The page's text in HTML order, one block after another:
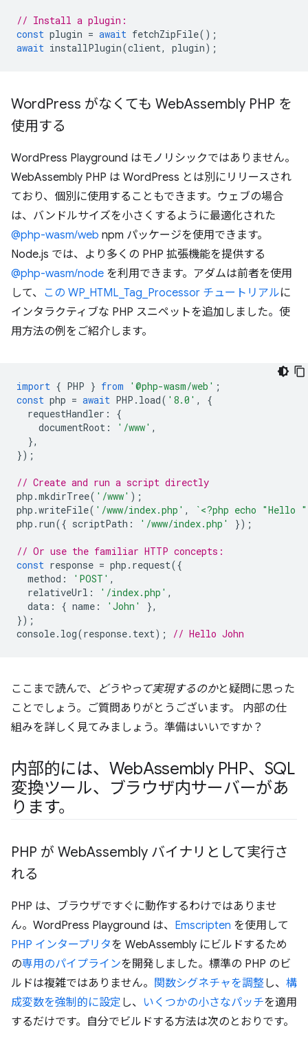
// Install a plugin:
const plugin = await fetchZipFile();
await installPlugin(client, plugin);
WordPress がなくても WebAssembly PHP を
使用する
WordPress Playground はモノリシックではありません。
WebAssembly PHP は WordPress とは別にリリースされ
ており、個別に使用することもできます。ウェブの場合
は、バンドルサイズを小さくするように最適化された
@php-wasm/web npm パッケージを使用できます。
Node.js では、より多くの PHP 拡張機能を提供する
@php-wasm/node を利用できます。アダムは前者を使用
して、 この WP_HTML_Tag_Processor チュートリアルに
インタラクティブな PHP スニペットを追加しました。使
用方法の例をご紹介します。
import { PHP } from '@php-wasm/web' ;
const php = await PHP . load( '8.0' ,
{
requestHandler :
{
documentRoot : '/www' ,
},
});
// Create and run a script directly
php .mkdirTree( '/www' );
php .writeFile( '/www/index.php' ,
`<?php echo "Hello
php . run({ scriptPath : '/www/index.php' });
// Or use the familiar HTTP concepts:
const response = php . request({
method : 'POST' ,
relativeUrl : '/index.php' ,
data : { name : 'John'
},
});
console. log(response. text); // Hello John
ここまで読んで、 どうやって実現するのかと疑問に思った
ことでしょう。ご質問ありがとうございます。 内部の仕
組みを詳しく見てみましょう。準備はいいですか？
内部的には、WebAssembly PHP、SQL
変換ツール、ブラウザ内サーバーがあ
ります。
PHP が WebAssembly バイナリとして実行さ
れる
PHP は、ブラウザですぐに動作するわけではありませ
ん。WordPress Playground は、 Emscripten を使用して
PHP インタープリタを WebAssembly にビルドするため
の専用のパイプラインを開発しました。標準の PHP のビ
ルドは複雑ではありません。 関数シグネチャを調整し、 構
成変数を強制的に設定 し、 いくつかの小さなパッチを適用
するだけです。自分でビルドする方法は次のとおりです。